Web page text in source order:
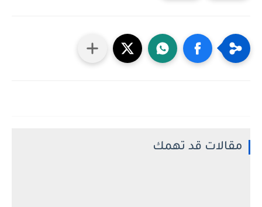
مقالات قد تهمك